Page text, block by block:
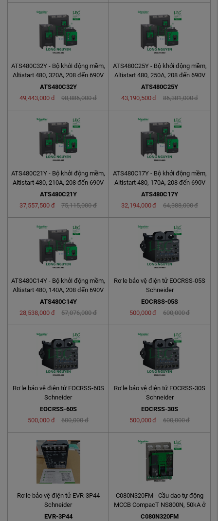
ATS480C32Y - Bộ khởi động mềm,
Altistart 480, 320A, 208 đến 690V
AC, nguồn ...
ATS480C32Y
49,443,000 đ 98,886,000đ
ATS480C25Y - Bộ khởi động mềm,
Altistart 480, 250A, 208 đến 690V
AC, nguồn ...
ATS480C25Y
43,190,500đ 86,381,000đ
ATS480C21Y - Bộ khởi động mềm,
Altistart 480, 210A, 208 đến 690V
AC, nguồn ...
ATS480C21Y
37,557,500 đ 75,115,000đ
ATS480C17Y - Bộ khởi động mềm,
Altistart 480, 170A, 208 đến 690V
AC, nguồn ...
ATS480C17Y
32,194,000đ 64,388,000đ
ATS480C14Y - Bộ khởi động mềm,
Altistart 480, 140A, 208 đến 690V
AC, nguồn ...
ATS480C14Y
28,538,000 đ 57,076,000đ
Rơ le bảo vệ điện tử EOCRSS-05S
Schneider
EOCRSS-05S
500,000đ 600,000đ
Rơ le bảo vệ điện tử EOCRSS-60S
Schneider
EOCRSS-60S
500,000 đ 600,000đ
Rơ le bảo vệ điện tử EOCRSS-30S
Schneider
EOCRSS-30S
500,000đ 600,000đ
Rơ le bảo vệ điện tử EVR-3P44
Schneider
EVR-3P44
C080N320FM - Cầu dao tự động
MCCB CompacT NS800N, 50kA ở
415VAC, 3P, cố ...
C080N320FM